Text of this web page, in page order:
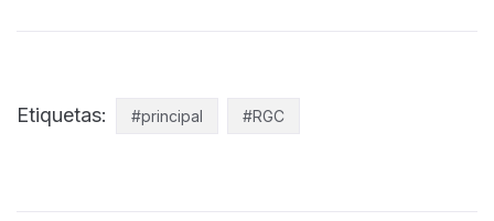
Etiquetas: #principal #RGC